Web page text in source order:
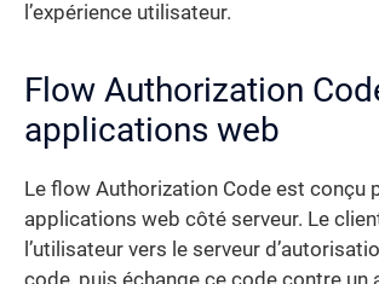
l’expérience utilisateur.
Flow Authorization
applications web
Le flow Authorization Code est conçu
applications web côté serveur. Le
l’utilisateur vers le serveur
code, puis échange ce code contre un